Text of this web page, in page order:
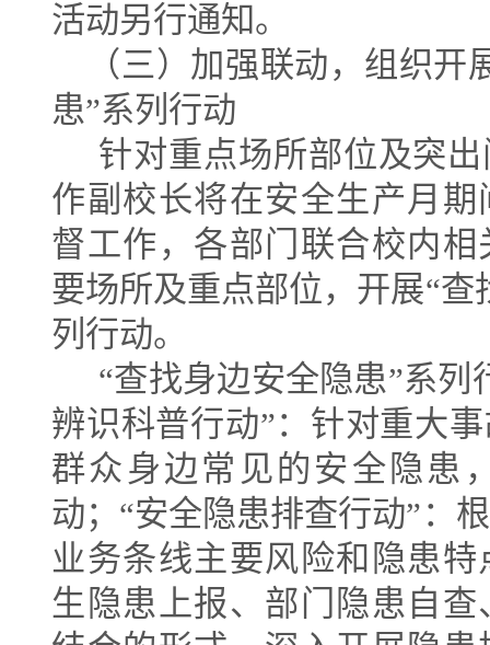
活动另行通知。
（三）加强联动，组织开
患”系列行动
针对重点场所部位及突
作副校长将在安全生产月
督工作，各部门联合校内
要场所及重点部位，开展“查
列行动。
“查找身边安全隐患”系列
辨识科普行动”：针对重大
群众身边常见的安全隐患
动； “安全隐患排查行动” ：
业务条线主要风险和隐患
生隐患上报、部门隐患自